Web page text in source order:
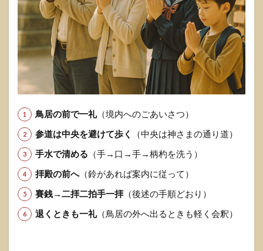
1.1.1
鳥居の
くぐり
方
1.1.2
手水の
作法
の使い
参道の
歩き方
1.1.4
拍手一
鳥居の前で一礼（境内へのごあいさつ）
参道は中央を避けて歩く
（中央は神さまの通り道）
手水で清める （手→口→手→柄杓を洗う）
拝殿の前へ（鈴があれば案内に従って）
賽銭→二拝二拍手一拝（後述の手順どおり）
退くときも一礼（鳥居の外へ出るときも軽く会釈）